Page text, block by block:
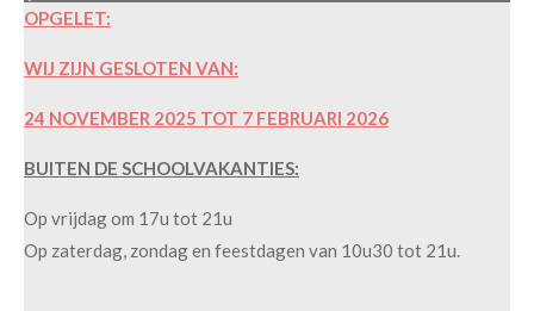
OPGELET:
WIJ ZIJN GESLOTEN VAN:
24 NOVEMBER 2025 TOT 7 FEBRUARI 2026
BUITEN DE SCHOOLVAKANTIES:
Op vrijdag om 17u tot 21u
Op zaterdag, zondag en feestdagen van 10u30 tot 21u.